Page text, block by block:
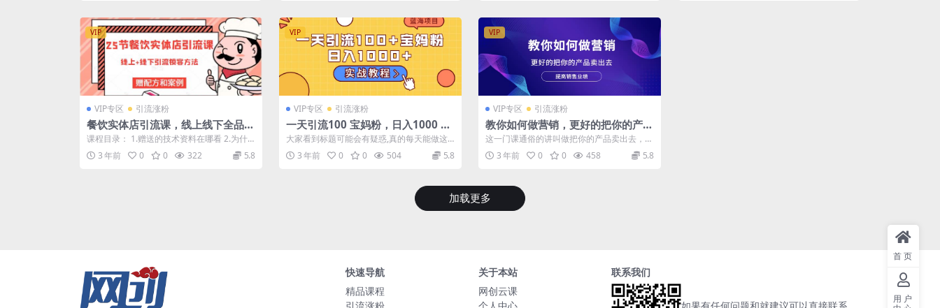
VIP
VIP专区 引流涨粉
餐饮实体店引流课，线上线下全品类
引流锁客方案，附赠爆品配方和工艺
课程目录： 1.赠送的技术资料在哪看 2.为什
么要做引流 3.什么是引流？ 4....
3 年前 0 0 322 5.8
VIP
VIP专区 引流涨粉
一天引流100 宝妈粉，日入1000 的
蓝海项目（实战教程）
大家看到标题可能会有疑惑,真的每天能做这
么多精准宝妈粉吗？每天1000 的收益是...
3 年前 0 0 504 5.8
VIP
VIP专区 引流涨粉
教你如何做营销，更好的把你的产品
卖出去 提高销售业绩
这一门课通俗的讲叫做把你的产品卖出去，如
何更好的卖货是这一门课的核心，老师之前
在...3 年前 0 0 458 5.8
加载更多
快速导航
精品课程
关于本站
网创云课
联系我们
首页
用户